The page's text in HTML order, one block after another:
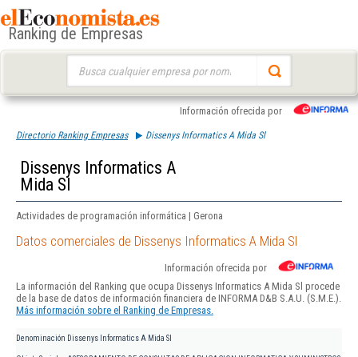
Ranking de Empresas
Información ofrecida por
Directorio Ranking Empresas Dissenys Informatics A Mida Sl
Dissenys Informatics A
Mida Sl
Actividades de programación informática | Gerona
Datos comerciales de Dissenys Informatics A Mida Sl
Información ofrecida por
La información del Ranking que ocupa Dissenys Informatics A Mida Sl procede
de la base de datos de información financiera de INFORMA D&B S.A.U. (S.M.E.).
Más información sobre el Ranking de Empresas.
Denominación Dissenys Informatics A Mida Sl